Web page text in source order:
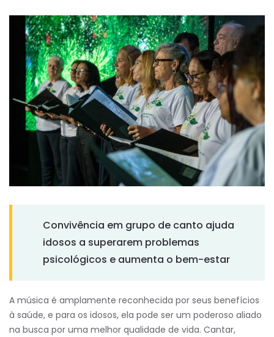
Convivência em grupo de canto ajuda
idosos a superarem problemas
psicológicos e aumenta o bem-estar
A música é amplamente reconhecida por seus benefícios
à saúde, e para os idosos, ela pode ser um poderoso aliado
na busca por uma melhor qualidade de vida. Cantar,